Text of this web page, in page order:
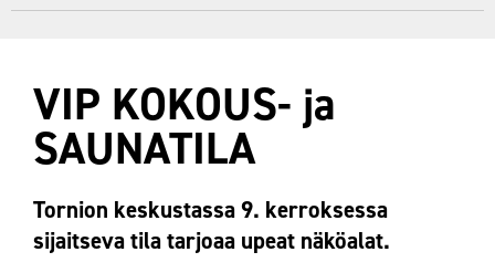
VIP KOKOUS- ja
SAUNATILA
Tornion keskustassa 9. kerroksessa
sijaitseva tila tarjoaa upeat näköalat.